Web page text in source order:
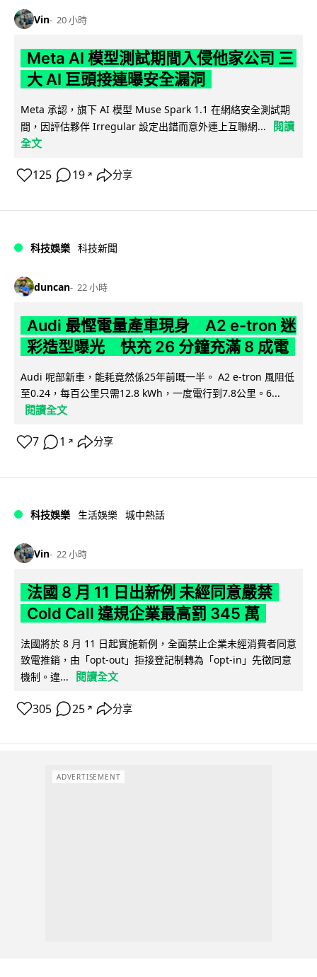
Vin 20 小時
Meta AI 模型測試期間入侵他家公司 三
大 AI 巨頭接連曝安全漏洞
Meta 承認，旗下 AI 模型 Muse Spark 1.1 在網絡安全測試期
間，因評估夥伴 Irregular 設定出錯而意外連上互聯網...
閱讀
全文
125 19 ↗ 分享
科技娛樂 科技新聞
duncan 22 小時
Audi 最慳電量產車現身 A2 e-tron 迷
彩造型曝光 快充 26 分鐘充滿 8 成電
Audi 呢部新車，能耗竟然係25年前嘅一半。 A2 e-tron 風阻低
至0.24，每百公里只需12.8 kWh，一度電行到7.8公里。6...
閱讀全文
7 1 ↗ 分享
科技娛樂 生活娛樂 城中熱話
Vin 22 小時
法國 8 月 11 日出新例 未經同意嚴禁
Cold Call 違規企業最高罰 345 萬
法國將於 8 月 11 日起實施新例，全面禁止企業未經消費者同意
致電推銷，由「opt-out」拒接登記制轉為「opt-in」先徵同意
機制。違...
閱讀全文
305 25 ↗ 分享
ADVERTISEMENT